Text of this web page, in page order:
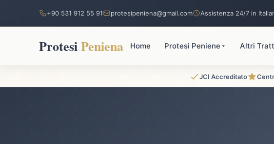
+90 531 912 55 91 protesipeniena@gmail.com Assistenza 24/7 in
ProtesiPeniena Home Protesi Peniene Altri
JCI Accreditato